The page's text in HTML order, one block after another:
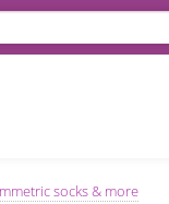
socks & more